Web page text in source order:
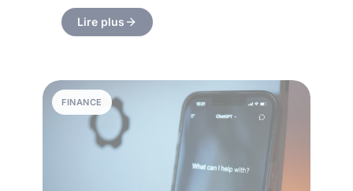
Lire plus
FINANCE